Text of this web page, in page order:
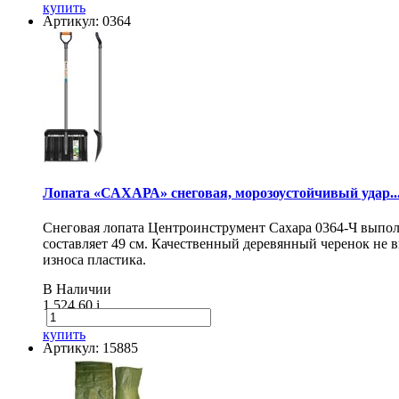
купить
Артикул: 0364
Лопата «САХАРА» снеговая, морозоустойчивый
Снеговая лопата Центроинструмент Сахара 0364-Ч
составляет 49 см. Качественный деревянный черенок
износа пластика.
В Наличии
1 524.60i
купить
Артикул: 15885